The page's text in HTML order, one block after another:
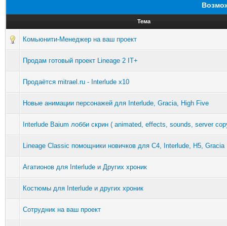
Тема
Комьюнити-Менеджер на ваш проект
Продам готовый проект Lineage 2 IT+
Продаётся mitrael.ru - Interlude x10
Новые анимации персонажей для Interlude, Gracia, High Five
Interlude Baium лобби скрин ( animated, effects, sounds, server
Lineage Classic помощники новичков для C4, Interlude, H5,
Агатионов для Interlude и Других хроник
Костюмы для Interlude и других хроник
Сотрудник на ваш проект